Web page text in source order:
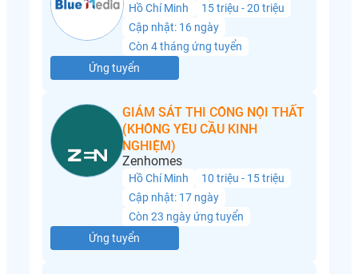
Hồ Chí Minh
15 triệu - 20 triệu
Cập nhật: 16 ngày
Còn 4 tháng ứng tuyển
Ứng tuyển
GIÁM SÁT THI CÔNG NỘI THẤT
(KHÔNG YÊU CẦU KINH
NGHIỆM)
Zenhomes
Hồ Chí Minh
10 triệu - 15 triệu
Cập nhật: 17 ngày
Còn 23 ngày ứng tuyển
Ứng tuyển